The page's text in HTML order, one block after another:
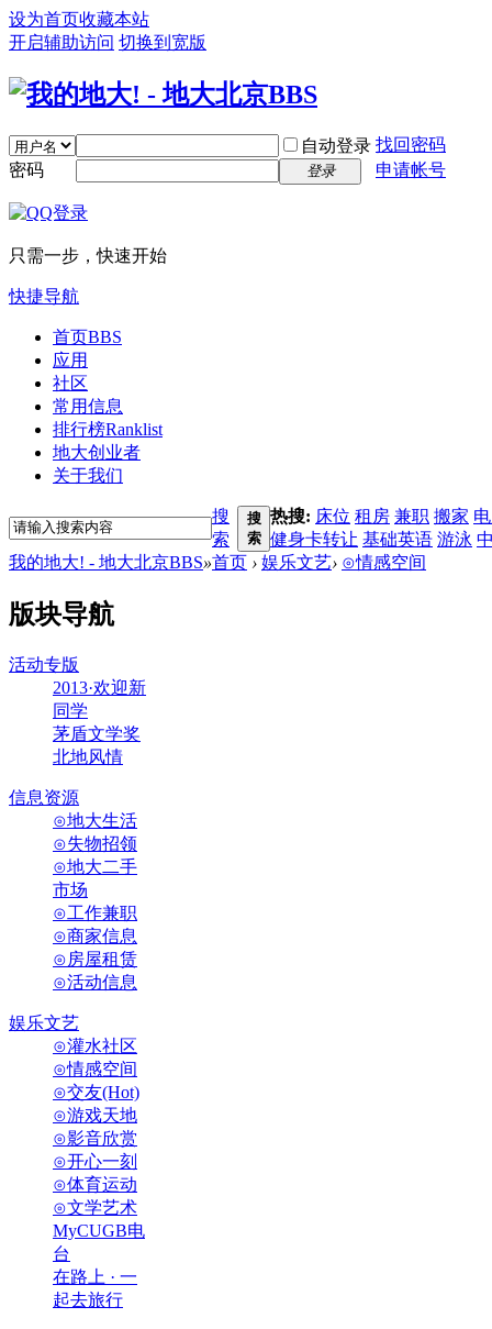
设为首页收藏本站
开启辅助访问 切换到宽版
自动登录 找回密码
密码
登录 申请帐号
只需一步，快速开始
快捷导航
首页BBS
应用
社区
常用信息
排行榜Ranklist
地大创业者
关于我们
搜
索
搜
索
热搜: 床位 租房 兼职 搬家
健身卡转让 基础英语 游泳
我的地大! - 地大北京BBS»首页 › 娱乐文艺› ⊙情感空间
版块导航
活动专版
2013·欢迎新
同学
茅盾文学奖
北地风情
信息资源
⊙地大生活
⊙失物招领
⊙地大二手
市场
⊙工作兼职
⊙商家信息
⊙房屋租赁
⊙活动信息
娱乐文艺
⊙灌水社区
⊙情感空间
⊙交友(Hot)
⊙游戏天地
⊙影音欣赏
⊙开心一刻
⊙体育运动
⊙文学艺术
MyCUGB电
台
在路上 · 一
起去旅行